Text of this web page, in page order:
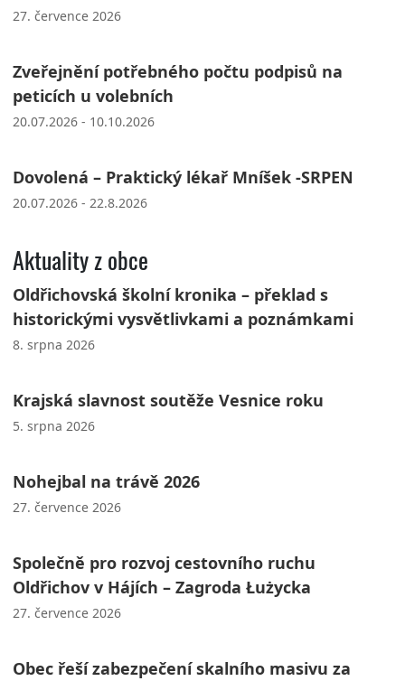
27. července 2026
Zveřejnění potřebného počtu podpisů na
peticích u volebních
20.07.2026 - 10.10.2026
Dovolená – Praktický lékař Mníšek -SRPEN
20.07.2026 - 22.8.2026
Aktuality z obce
Oldřichovská školní kronika – překlad s
historickými vysvětlivkami a poznámkami
8. srpna 2026
Krajská slavnost soutěže Vesnice roku
5. srpna 2026
Nohejbal na trávě 2026
27. července 2026
Společně pro rozvoj cestovního ruchu
Oldřichov v Hájích – Zagroda Łużycka
27. července 2026
Obec řeší zabezpečení skalního masivu za